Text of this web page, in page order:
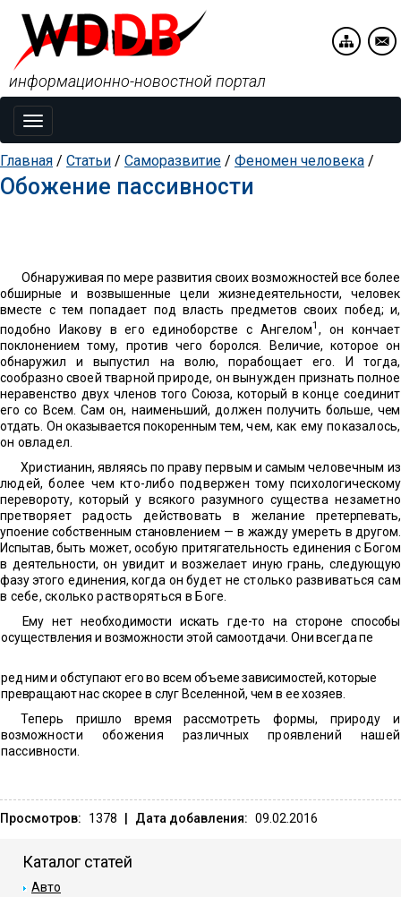
Toggle
navigation
информационно-новостной портал
Главная / Статьи / Саморазвитие / Феномен человека /
Обожение пассивности
Обнаруживая по мере развития своих возможностей все более
обширные и возвышенные цели жизнедеятельности, человек
вместе с тем попадает под власть предметов своих побед; и,
подобно Иакову в его единоборстве с Ангелом1 , онкончает
поклонением тому, против чего боролся. Величие, которое он
обнаружил и выпустил на волю, порабощает его. И тогда,
сообразно своей тварной природе, он вынужден признать полное
неравенство двух членов того Союза, который вконце соединит
его со Всем. Сам он, наименьший, должен получить больше, чем
отдать. Он оказывается покоренным тем,чем, как ему показалось,
он овладел.
Христианин, являясь по праву первым и самым человечным из
людей, более чем кто-либо подвержен тому психологическому
перевороту, который у всякого разумного существа незаметно
претворяет радость действовать в желание претерпевать,
упоение собственным становлением — в жажду умереть в другом.
Испытав, быть может, особую притягательность единения с Богом
в деятельности, он увидит и возжелает иную грань, следующую
фазу этого единения, когда он будет не столько развиваться сам
в себе, сколько растворяться в Боге.
Ему нет необходимости искать где-то на стороне способы
осуществления и возможности этой самоотдачи. Они всегда пе
ред ним и обступают его во всем объеме зависимостей, которые
превращают нас скорее в слуг Вселенной, чем в ее хозяев.
Теперь пришло время рассмотреть формы, природу и
возможности обожения различных проявлений нашей
пассивности.
Просмотров: 1378 Дата добавления: 09.02.2016
Каталог статей
Авто